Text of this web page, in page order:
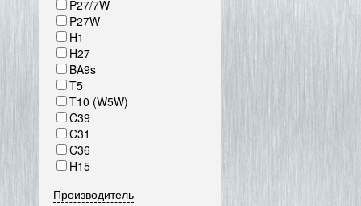
P27/7W
P27W
H1
H27
BA9s
T5
T10 (W5W)
C39
C31
C36
H15
Производитель